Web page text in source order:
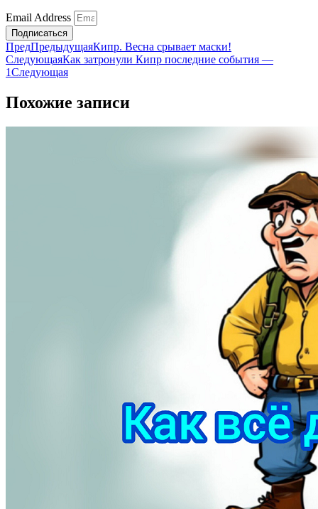
Email Address
Подписаться
ПредПредыдущаяКипр. Весна срывает маски!
СледующаяКак затронули Кипр последние события —
1Следующая
Похожие записи